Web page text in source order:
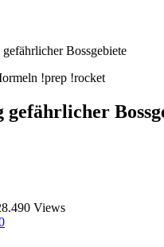
Bossgebiete
!prep !rocket
Views